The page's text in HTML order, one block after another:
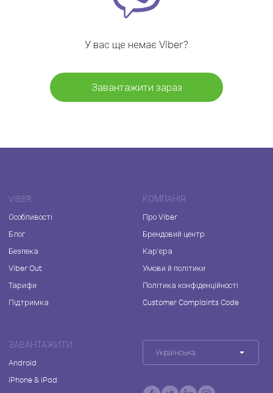
У вас ще немає Viber?
Завантажити зараз
VIBER
Особливості
Блог
Безпека
Viber Out
Тарифи
Підтримка
КОМПАНІЯ
Про Viber
Брендовий центр
Кар'єра
Умови й політики
Політика конфіденційності
Customer Complaints Code
ЗАВАНТАЖИТИ
Android
iPhone & iPad
Українська